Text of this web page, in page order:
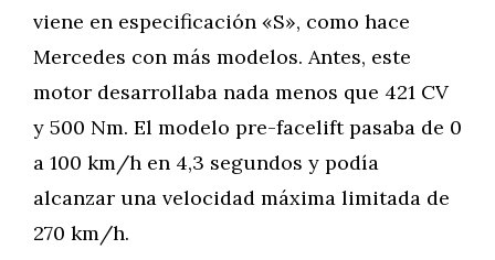
viene en especificación «S», como hace
Mercedes con más modelos. Antes, este
motor desarrollaba nada menos que 421 CV
y 500 Nm. El modelo pre-facelift pasaba de 0
a 100 km/h en 4,3 segundos y podía
alcanzar una velocidad máxima limitada de
270 km/h.